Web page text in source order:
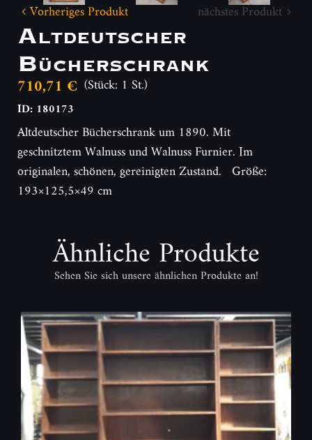
Vorheriges Produkt nächstes Produkt
Altdeutscher
Bücherschrank
710,71 € (Stück: 1 St.)
ID: 180173
Altdeutscher Bücherschrank um 1890. Mit
geschnitztem Walnuss und Walnuss Furnier. Im
originalen, schönen, gereinigten Zustand. Größe:
193×125,5×49 cm
Ähnliche Produkte
Sehen Sie sich unsere ähnlichen Produkte an!